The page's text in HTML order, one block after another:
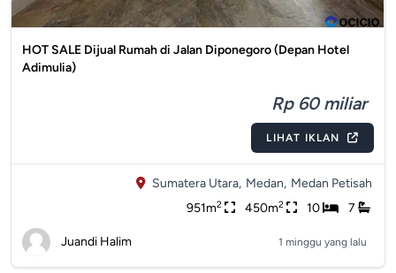
HOT SALE Dijual Rumah di Jalan Diponegoro (Depan Hotel
Adimulia)
Rp 60 miliar
LIHAT IKLAN
Sumatera Utara, Medan, Medan Petisah
951m2 450m2 10 7
Juandi Halim 1 minggu yang lalu